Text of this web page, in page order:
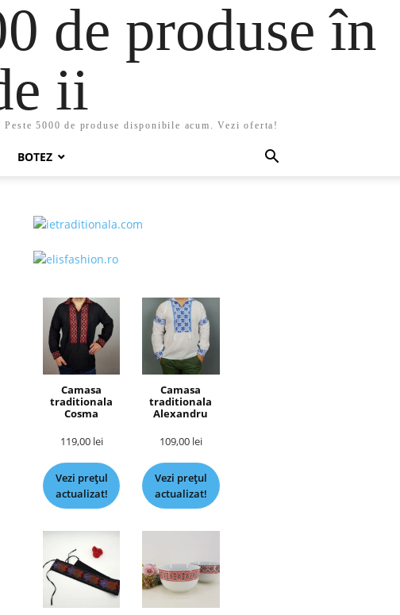
de produse în
ii
5000 de produse disponibile acum. Vezi oferta!
BOTEZ
Camasa
traditionala
Cosma
119,00 lei
Vezi prețul
actualizat!
Camasa
traditionala
Alexandru
109,00 lei
Vezi prețul
actualizat!